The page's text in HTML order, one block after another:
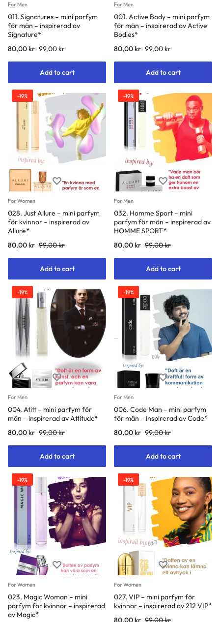
For Men
011. Signatures – mini parfym
för män – inspirerad av
Signature*
80,00kr 99,00kr
Add to cart
For Men
001. Active Body – mini parfym
för män – inspirerad av Active
Bodies*
80,00kr 99,00kr
Add to cart
-19%
For Women
028. Just Allure – mini parfym
för kvinnor – inspirerad av
Allure*
80,00kr 99,00kr
Add to cart
-19%
For Men
032. Homme Sport – mini
parfym för män – inspirerad av
HOMME SPORT*
80,00kr 99,00kr
Add to cart
-19%
For Men
004. Atitt – mini parfym för
män – inspirerad av Attitude*
80,00kr 99,00kr
Add to cart
-19%
For Men
006. Code Man – mini parfym
för män – inspirerad av Code*
80,00kr 99,00kr
Add to cart
-19%
For Women
023. Magic Woman – mini
parfym för kvinnor – inspirerad
av Magic*
-19%
For Women
027. VIP – mini parfym för
kvinnor – inspirerad av 212 VIP*
80,00kr 99,00kr